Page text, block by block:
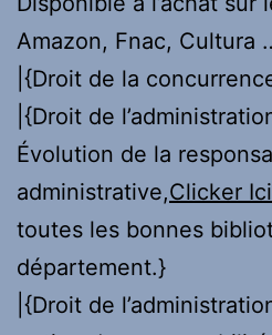
Amazon, Fnac, Cultura
|{Droit de la
|{Droit de
Évolution de la
administrative,Clicker Ici
toutes les bonnes
département.}
|{Droit de